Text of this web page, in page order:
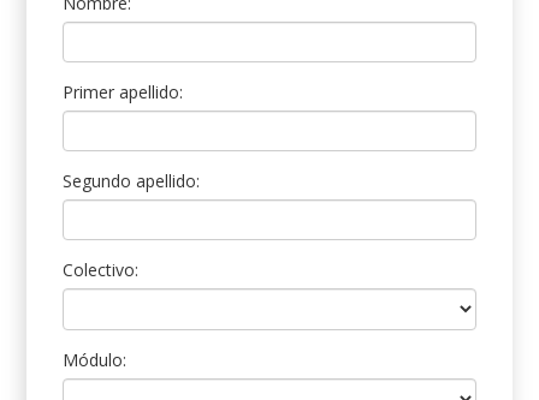
Primer apellido:
Segundo apellido:
Colectivo:
Módulo: